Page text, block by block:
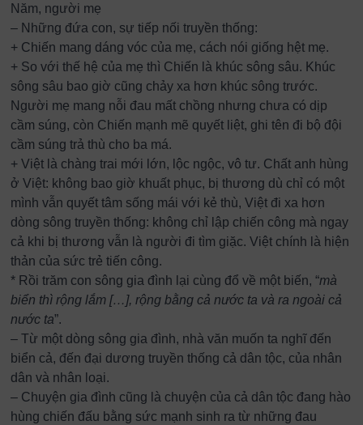
Năm, người mẹ
– Những đứa con, sự tiếp nối truyền thống:
+ Chiến mang dáng vóc của mẹ, cách nói giống hệt mẹ.
+ So với thế hệ của mẹ thì Chiến là khúc sông sâu. Khúc
sông sâu bao giờ cũng chảy xa hơn khúc sông trước.
Người mẹ mang nỗi đau mất chồng nhưng chưa có dịp
cầm súng, còn Chiến mạnh mẽ quyết liệt, ghi tên đi bộ đội
cầm súng trả thù cho ba má.
+ Việt là chàng trai mới lớn, lộc ngộc, vô tư. Chất anh hùng
ở Việt: không bao giờ khuất phục, bị thương dù chỉ có một
mình vẫn quyết tâm sống mái với kẻ thù, Việt đi xa hơn
dòng sông truyền thống: không chỉ lập chiến công mà ngay
cả khi bị thương vẫn là người đi tìm giặc. Việt chính là hiện
thản của sức trẻ tiến công.
* Rồi trăm con sông gia đình lại cùng đổ về một biến, “mà
biển thì rộng lắm […], rộng bằng cả nước ta và ra ngoài cả
nước ta”.
– Từ một dòng sông gia đình, nhà văn muốn ta nghĩ đến
biển cả, đến đại dương truyền thống cả dân tộc, của nhân
dân và nhân loại.
– Chuyện gia đình cũng là chuyện của cả dân tộc đang hào
hùng chiến đấu bằng sức mạnh sinh ra từ những đau